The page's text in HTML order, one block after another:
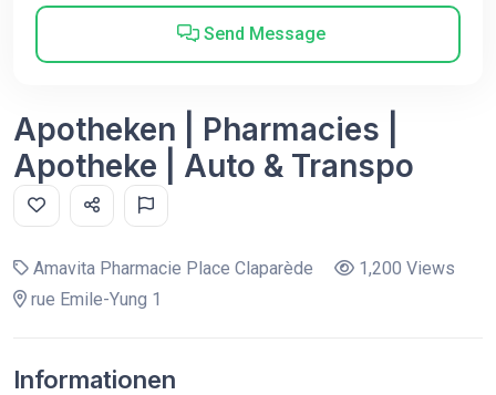
Send Message
Apotheken | Pharmacies |
Apotheke | Auto & Transpo
Amavita Pharmacie Place Claparède
1,200 Views
rue Emile-Yung 1
Informationen